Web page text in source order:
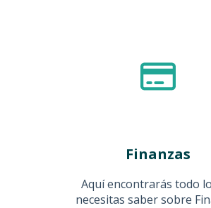
Finanzas
Aquí encontrarás todo
necesitas saber sobre